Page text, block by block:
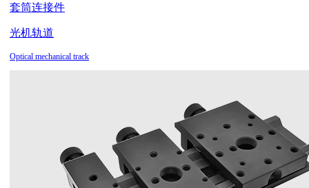
套筒连接件
光机轨道
Optical mechanical track